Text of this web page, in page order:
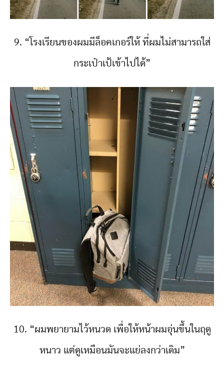
9. “โรงเรียนของผมมีล็อคเกอร์ให้ ที่ผมไม่สามารถใส่
กระเป๋าเป้เข้าไปได้”
10. “ผมพยายามไว้หนวด เพื่อให้หน้าผมอุ่นขึ้นในฤดู
หนาว แต่ดูเหมือนมันจะแย่ลงกว่าเดิม”